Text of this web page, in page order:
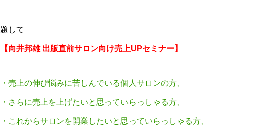
題して
【向井邦雄 出版直前サロン向け売上UPセミナー】
・売上の伸び悩みに苦しんでいる個人サロンの方、
・さらに売上を上げたいと思っていらっしゃる方、
・これからサロンを開業したいと思っていらっしゃる方、